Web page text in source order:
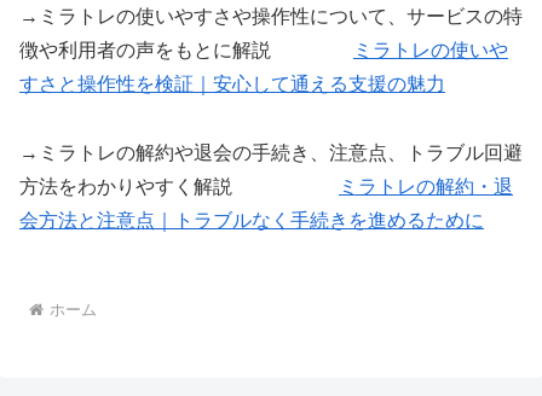
→ミラトレの使いやすさや操作性について、サービスの特
徴や利用者の声をもとに解説
ミラトレの使いや
すさと操作性を検証｜安心して通える支援の魅力
→ミラトレの解約や退会の手続き、注意点、トラブル回避
方法をわかりやすく解説
ミラトレの解約・退
会方法と注意点｜トラブルなく手続きを進めるために
ホーム